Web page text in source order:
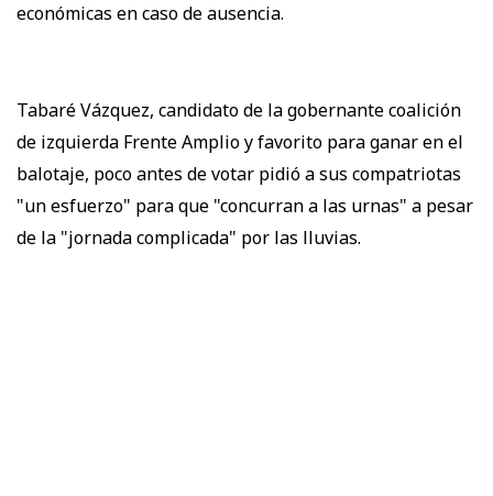
económicas en caso de ausencia.
Tabaré Vázquez, candidato de la gobernante coalición
de izquierda Frente Amplio y favorito para ganar en el
balotaje, poco antes de votar pidió a sus compatriotas
"un esfuerzo" para que "concurran a las urnas" a pesar
de la "jornada complicada" por las lluvias.